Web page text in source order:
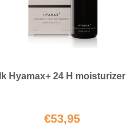
Ik Hyamax+ 24 H moisturizer
€53,95